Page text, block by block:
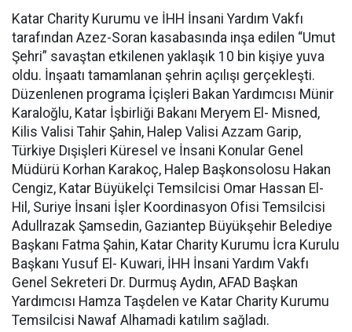
Katar Charity Kurumu ve İHH İnsani Yardım Vakfı
tarafından Azez-Soran kasabasında inşa edilen “Umut
Şehri” savaştan etkilenen yaklaşık 10 bin kişiye yuva
oldu. İnşaatı tamamlanan şehrin açılışı gerçekleşti.
Düzenlenen programa İçişleri Bakan Yardımcısı Münir
Karaloğlu, Katar İşbirliği Bakanı Meryem El- Misned,
Kilis Valisi Tahir Şahin, Halep Valisi Azzam Garip,
Türkiye Dışişleri Küresel ve İnsani Konular Genel
Müdürü Korhan Karakoç, Halep Başkonsolosu Hakan
Cengiz, Katar Büyükelçi Temsilcisi Omar Hassan El-
Hil, Suriye İnsani İşler Koordinasyon Ofisi Temsilcisi
Adullrazak Şamsedin, Gaziantep Büyükşehir Belediye
Başkanı Fatma Şahin, Katar Charity Kurumu İcra Kurulu
Başkanı Yusuf El- Kuwari, İHH İnsani Yardım Vakfı
Genel Sekreteri Dr. Durmuş Aydın, AFAD Başkan
Yardımcısı Hamza Taşdelen ve Katar Charity Kurumu
Temsilcisi Nawaf Alhamadi katılım sağladı.